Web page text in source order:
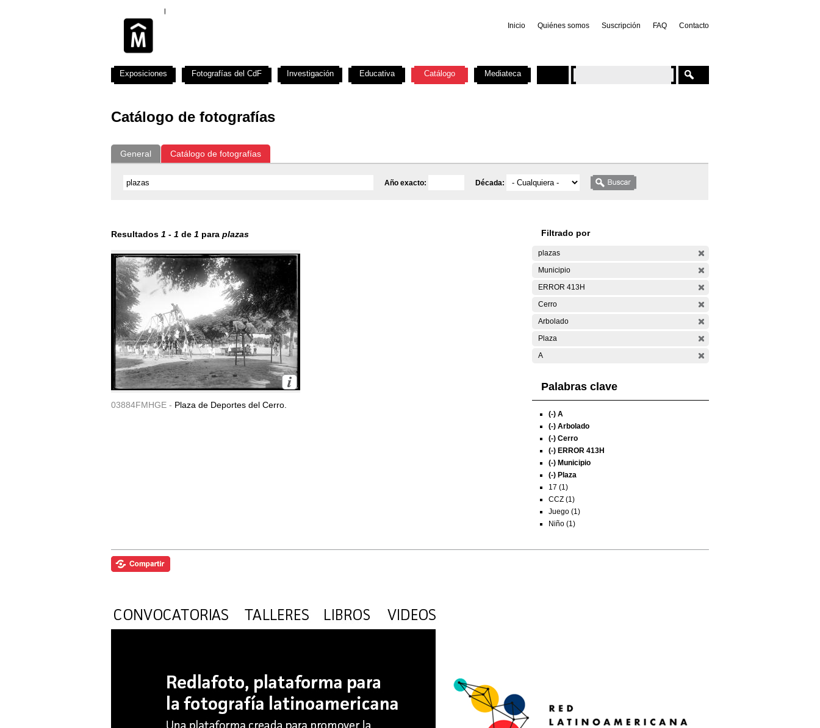
Inicio Quiénes somos Suscripción FAQ Contacto
Catálogo de fotografías
General Catálogo de fotografías
Año exacto: Década:
Resultados 1 - 1 de 1 para plazas
03884FMHGE - Plaza de Deportes del Cerro.
Filtrado por
plazas
Municipio
ERROR 413H
Cerro
Arbolado
Plaza
A
Palabras clave
(-) A
(-) Arbolado
(-) Cerro
(-) ERROR 413H
(-) Municipio
(-) Plaza
17 (1)
CCZ (1)
Juego (1)
Niño (1)
Exposiciones Fotografías del CdF Investigación Educativa Catálogo Mediateca